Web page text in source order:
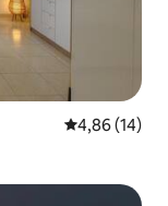
Note
4,86 (14)